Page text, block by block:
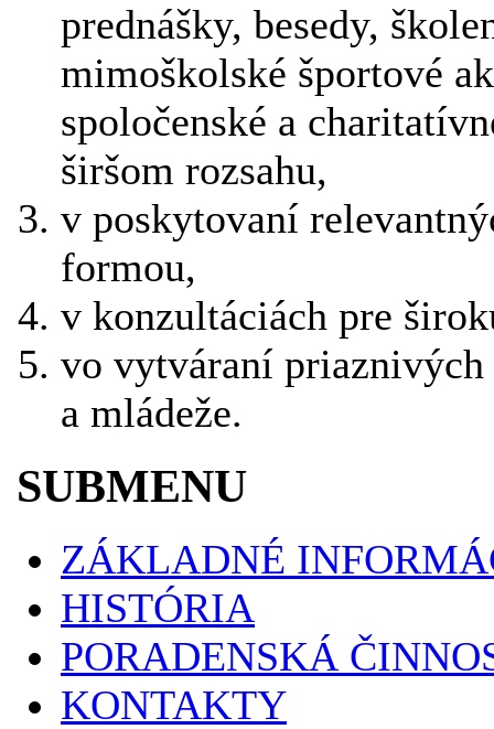
prednášky, besedy,
mimoškolské športové
spoločenské a
širšom rozsahu,
v poskytovaní
formou,
v konzultáciách pre
vo vytváraní
a mládeže.
SUBMENU
ZÁKLADNÉ
HISTÓRIA
PORADENSKÁ
KONTAKTY